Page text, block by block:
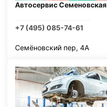
Автосервис Семеновская
+7 (495) 085-74-61
Семёновский пер, 4А